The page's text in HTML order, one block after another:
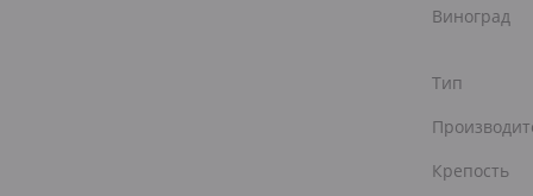
Виноград
Тип
Крепость